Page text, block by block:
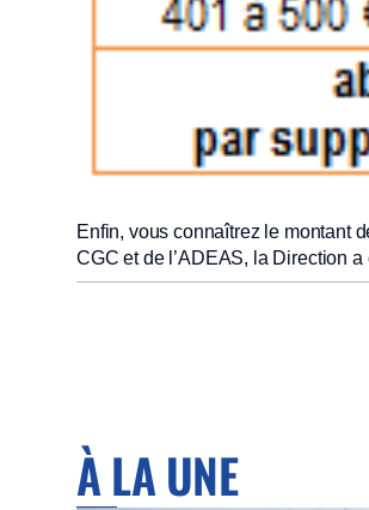
Enfin, vous connaîtrez le montant
CGC et de l’ADEAS, la Direction
À LA UNE